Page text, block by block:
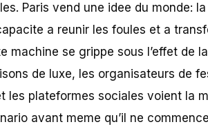
Paris vend une idee du monde:
a reunir les foules et a
se grippe sous l’effet de
de luxe, les organisateurs de
les plateformes sociales voient la
avant meme qu’il ne